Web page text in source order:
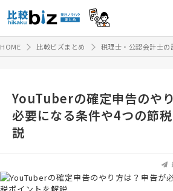
HOME 比較ビズまとめ 税理士・公認会計士の
YouTuberの確定申告のや
必要になる条件や4つの節
説